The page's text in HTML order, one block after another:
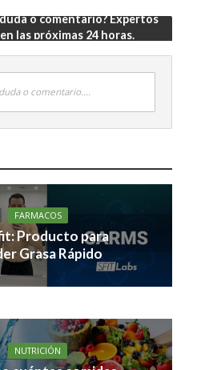
o comentario? Expertos
las próximas 24 horas.
o comentario....
FARMACOS
Producto para
Grasa Rápido
NUTRICIÓN